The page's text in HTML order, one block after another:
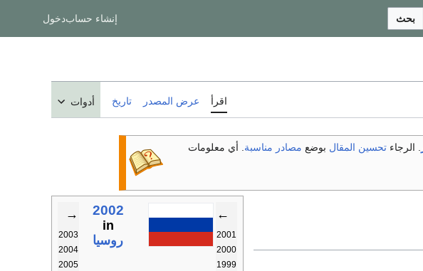
بحث إنشاء حسابدخول
اقرأ عرض المصدر تاريخ أدوات
. الرجاء تحسين المقال بوضع مصادر مناسبة . أي معلومات
←
2001
2000
1999
2002
in
روسيا
→
2003
2004
2005